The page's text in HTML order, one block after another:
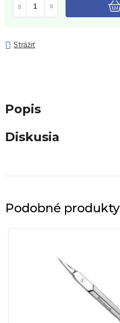
Strážiť
Popis
Diskusia
Podobné produkty